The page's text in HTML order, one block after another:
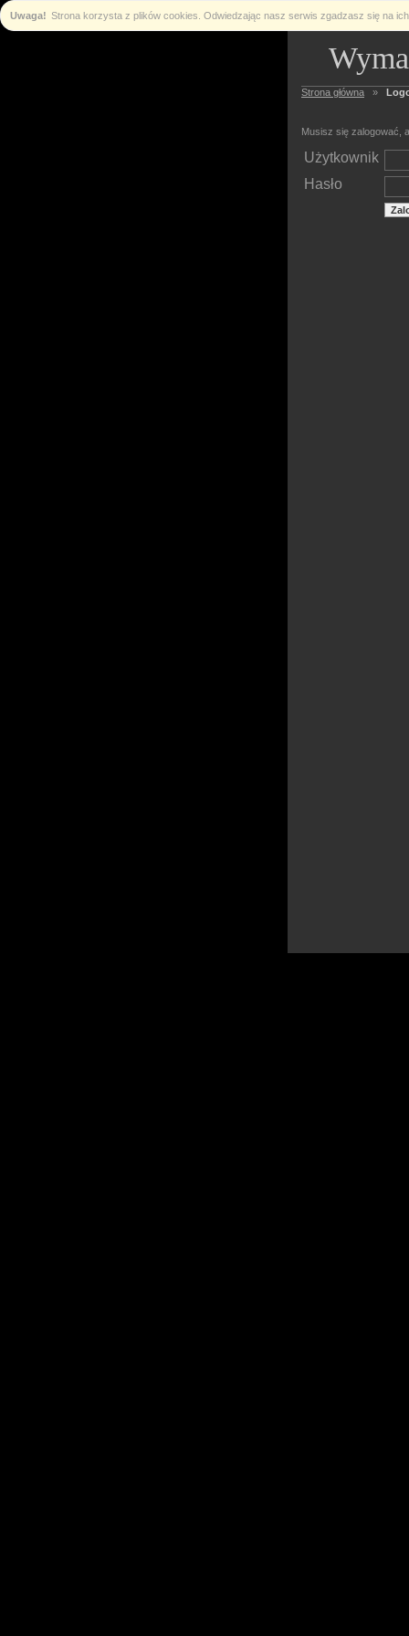
Uwaga! Strona korzysta z plików cookies. Odwiedzając nasz serwis zgadzasz się na
Strona główna »
Musisz się zalogować,
Użytkownik
Hasło